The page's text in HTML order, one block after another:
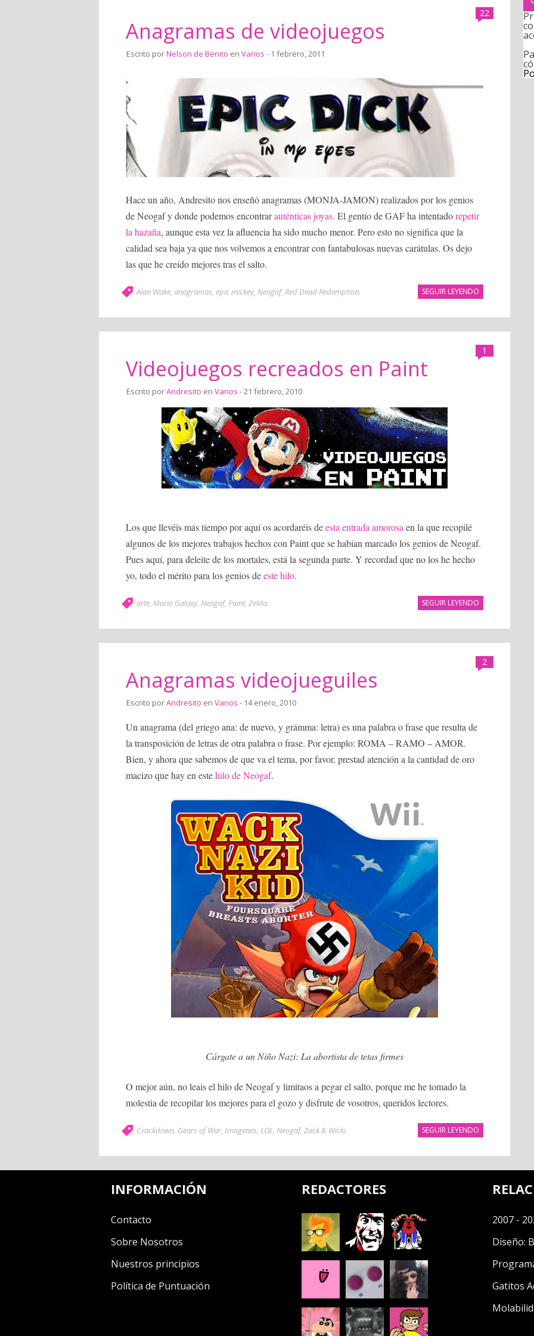
22
Anagramas de videojuegos
Escrito porNelson de Benito en Varios - 1 febrero, 2011
Hace un año, Andresito nos enseñó anagramas (MONJA-JAMON) realizados por los genios
de Neogaf y donde podemos encontrarauténticas joyas. El gentío de GAF ha intentadorepetir
la hazaña, aunque esta vez la afluencia ha sido mucho menor. Pero esto no significa que la
calidad sea baja ya que nos volvemos a encontrar con fantabulosas nuevas carátulas. Os dejo
las que he creído mejores tras el salto.
SEGUIR LEYENDO
Alan Wake, anagramas, epic mickey, Neogaf, Red Dead Redemption.
1
Videojuegos recreados en Paint
Escrito porAndresito en Varios - 21 febrero, 2010
Los que llevéis más tiempo por aquí os acordaréis deesta entrada amorosaen la que recopilé
algunos de los mejores trabajos hechos con Paint que se habían marcado los genios de Neogaf.
Pues aquí, para deleite de los mortales, está la segunda parte. Y recordad que no los he hecho
yo, todo el mérito para los genios deeste hilo.
SEGUIR LEYENDO
arte, Mario Galaxy, Neogaf, Paint, Zelda.
2
Anagramas videojueguiles
Escrito porAndresito en Varios - 14 enero, 2010
Un anagrama (del griego ana: de nuevo, y grámma: letra) es una palabra o frase que resulta de
la transposición de letras de otra palabra o frase. Por ejemplo: ROMA – RAMO – AMOR.
Bien, y ahora que sabemos de que va el tema, por favor, prestad atención a la cantidad de oro
macizo que hay en estehilo de Neogaf.
Cárgate a un Niño Nazi: La abortista de tetas firmes
O mejor aún, no leais el hilo de Neogaf y limitaos a pegar el salto, porque me he tomado la
molestia de recopilar los mejores para el gozo y disfrute de vosotros, queridos lectores.
SEGUIR LEYENDO
Crackdown, Gears of War, Imagenes, LOL, Neogaf, Zack & Wicki.
INFORMACIÓN
Contacto
Sobre Nosotros
Nuestros principios
Política de Puntuación
REDACTORES
2007 -
Diseño:
Gatitos